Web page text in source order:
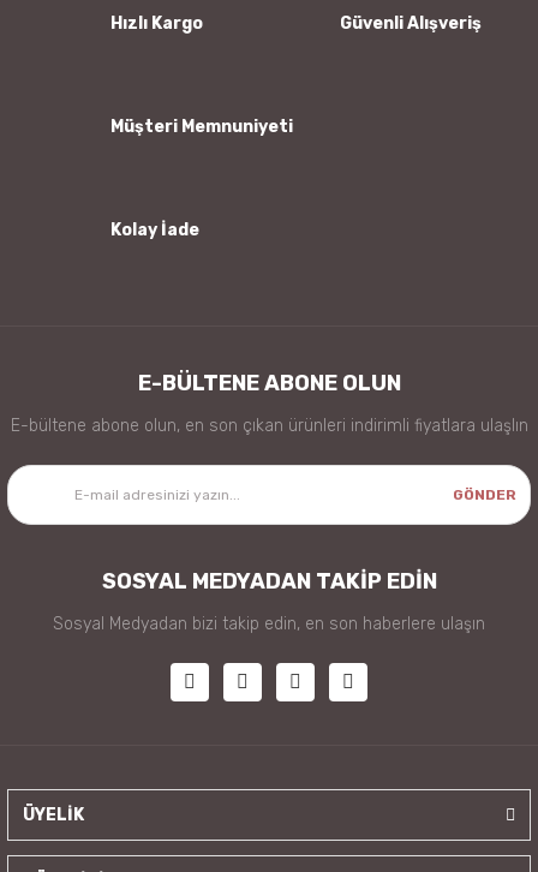
Ürün bilgilerinde hatalar bulunuyor.
Hızlı Kargo Güvenli Alışveriş
Müşteri Memnuniyeti
Kolay İade
E-BÜLTENE ABONE OLUN
E-bültene abone olun, en son çıkan ürünleri indirimli fiyatlara ulaşlın
GÖNDER
SOSYAL MEDYADAN TAKİP EDİN
Sosyal Medyadan bizi takip edin, en son haberlere ulaşın
ÜYELİK